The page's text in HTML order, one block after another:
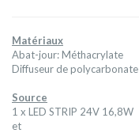
Matériaux
Abat-jour: Méthacrylate
Diffuseur de polycarbonate
Source
1 x LED STRIP 24V 16,8W
et